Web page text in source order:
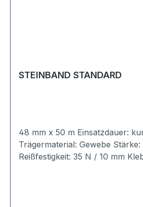
STEINBAND STANDARD
48 mm x 50 m Einsatzdauer: kurzfristig
Trägermaterial: Gewebe Stärke: 0,17 mm
Reißfestigkeit: 35 N / 10 mm Klebkraft Stahl: 4 N